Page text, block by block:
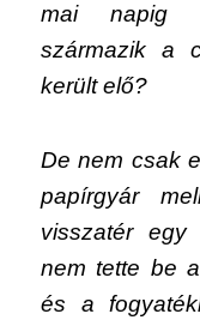
mai napig
származik a
került elő?
De nem csak
papírgyár
visszatér
nem tette be
és a